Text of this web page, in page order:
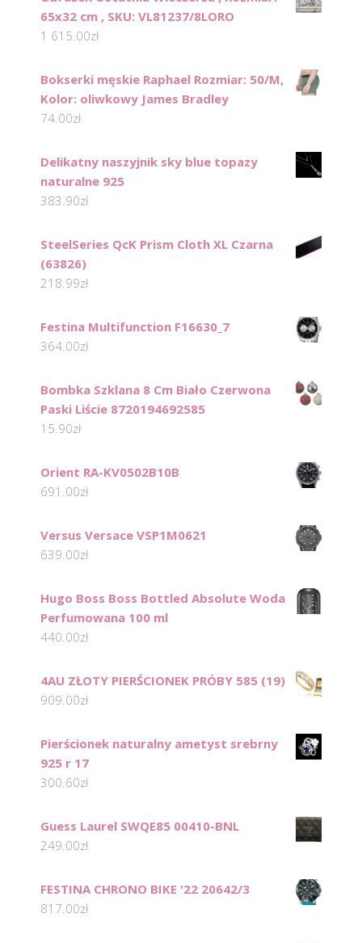
65x32 cm , SKU: VL81237/8LORO
1 615.00zł
Bokserki męskie Raphael Rozmiar: 50/M,
Kolor: oliwkowy James Bradley
74.00zł
Delikatny naszyjnik sky blue topazy
naturalne 925
383.90zł
SteelSeries QcK Prism Cloth XL Czarna
(63826)
218.99zł
Festina Multifunction F16630_7
364.00zł
Bombka Szklana 8 Cm Biało Czerwona
Paski Liście 8720194692585
15.90zł
Orient RA-KV0502B10B
691.00zł
Versus Versace VSP1M0621
639.00zł
Hugo Boss Boss Bottled Absolute Woda
Perfumowana 100 ml
440.00zł
4AU ZŁOTY PIERŚCIONEK PRÓBY 585 (19)
909.00zł
Pierścionek naturalny ametyst srebrny
925 r 17
300.60zł
Guess Laurel SWQE85 00410-BNL
249.00zł
FESTINA CHRONO BIKE '22 20642/3
817.00zł